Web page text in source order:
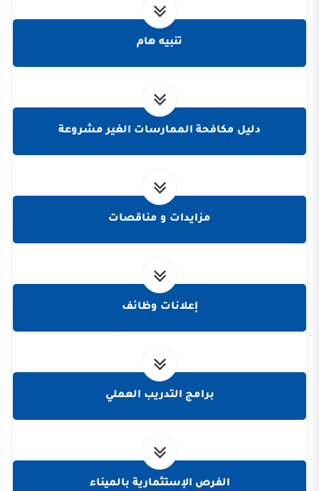
تنبيه هام
دليل مكافحة الممارسات الغير مشروعة
مزايدات و مناقصات
إعلانات وظائف
برامج التدريب العملي
الفرص الإستثمارية بالميناء